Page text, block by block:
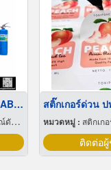
จำหน่ายเครื่องดับเพลิง ABFFC
ลิง
สติ๊กเกอร์ด่วน
หมวดหมู่ : สติกเกอ
ติดต่อ